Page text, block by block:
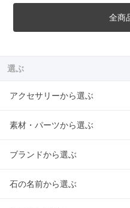
全商
選ぶ
アクセサリーから選ぶ
素材・パーツから選ぶ
ブランドから選ぶ
石の名前から選ぶ